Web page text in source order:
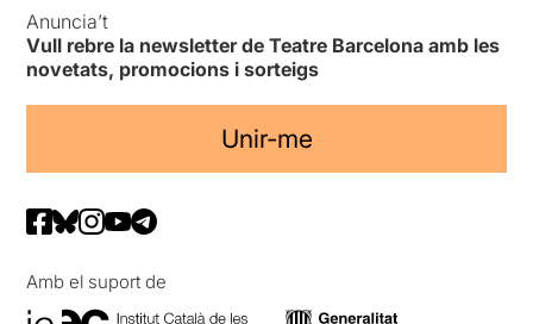
Anuncia’t
Vull rebre la newsletter de Teatre Barcelona amb les
novetats, promocions i sorteigs
Unir-me
Amb el suport de